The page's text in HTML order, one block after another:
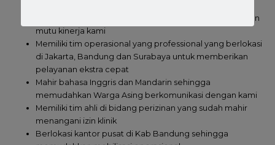
Sudah mengantongi sertifikasi ISO 9001 sebagai jaminan
mutu kinerja kami
Memiliki tim operasional yang professional yang berlokasi
di Jakarta, Bandung dan Surabaya untuk memberikan
pelayanan ekstra cepat
Mahir bahasa Inggris dan Mandarin sehingga
memudahkan Warga Asing berkomunikasi dengan kami
Memiliki tim ahli di bidang perizinan yang sudah mahir
menangani izin klinik
Berlokasi kantor pusat di Kab Bandung sehingga